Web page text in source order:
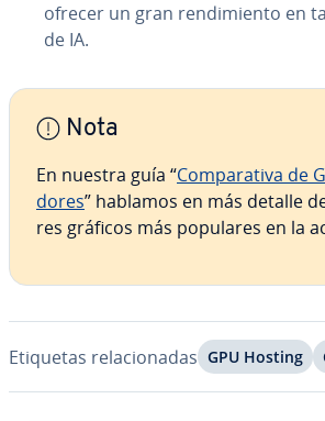
ofrecer un gran re­n­di­mie­n­to en
de IA.
Nota
En nuestra guía “Co­m­pa­ra­ti­va de
do­res” hablamos en más detalle
res gráficos más populares en la
Etiquetas re­la­cio­na­das GPU Hosting